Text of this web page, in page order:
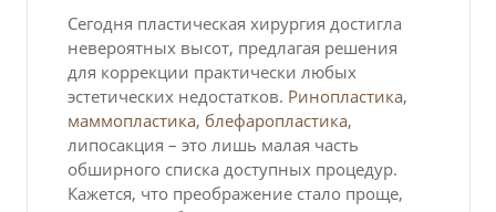
Сегодня пластическая хирургия достигла
невероятных высот, предлагая решения
для коррекции практически любых
эстетических недостатков. Ринопластика,
маммопластика, блефаропластика,
липосакция – это лишь малая часть
обширного списка доступных процедур.
Кажется, что преображение стало проще,